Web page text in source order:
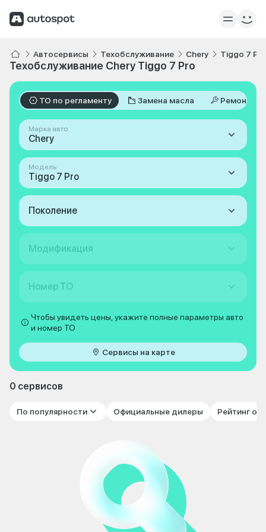
Автосервисы Техобслуживание Chery Tiggo 7 Pro
Техобслуживание Chery Tiggo 7 Pro
ТО по регламенту Замена масла Ремонт
Марка авто
Chery
Модель
Tiggo 7 Pro
Поколение
Модификация
Номер ТО
Чтобы увидеть цены, укажите полные параметры авто
и номер ТО
Сервисы на карте
0 сервисов
По популярности Официальные дилеры Рейтинг